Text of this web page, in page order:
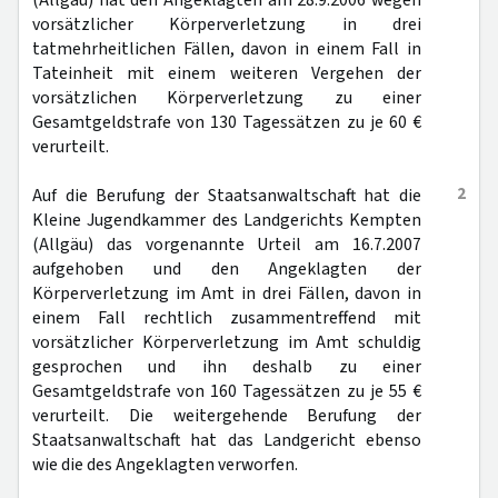
vorsätzlicher Körperverletzung in drei
tatmehrheitlichen Fällen, davon in einem Fall in
Tateinheit mit einem weiteren Vergehen der
vorsätzlichen Körperverletzung zu einer
Gesamtgeldstrafe von 130 Tagessätzen zu je 60 €
verurteilt.
2
Auf die Berufung der Staatsanwaltschaft hat die
Kleine Jugendkammer des Landgerichts Kempten
(Allgäu) das vorgenannte Urteil am 16.7.2007
aufgehoben und den Angeklagten der
Körperverletzung im Amt in drei Fällen, davon in
einem Fall rechtlich zusammentreffend mit
vorsätzlicher Körperverletzung im Amt schuldig
gesprochen und ihn deshalb zu einer
Gesamtgeldstrafe von 160 Tagessätzen zu je 55 €
verurteilt. Die weitergehende Berufung der
Staatsanwaltschaft hat das Landgericht ebenso
wie die des Angeklagten verworfen.